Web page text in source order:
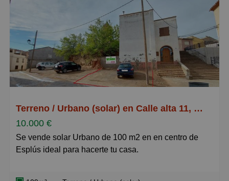
Terreno / Urbano (solar) en Calle alta 11, Esplus
10.000 €
Se vende solar Urbano de 100 m2 en en centro de
Esplús ideal para hacerte tu casa.